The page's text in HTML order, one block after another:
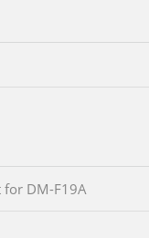
for DM-F19A